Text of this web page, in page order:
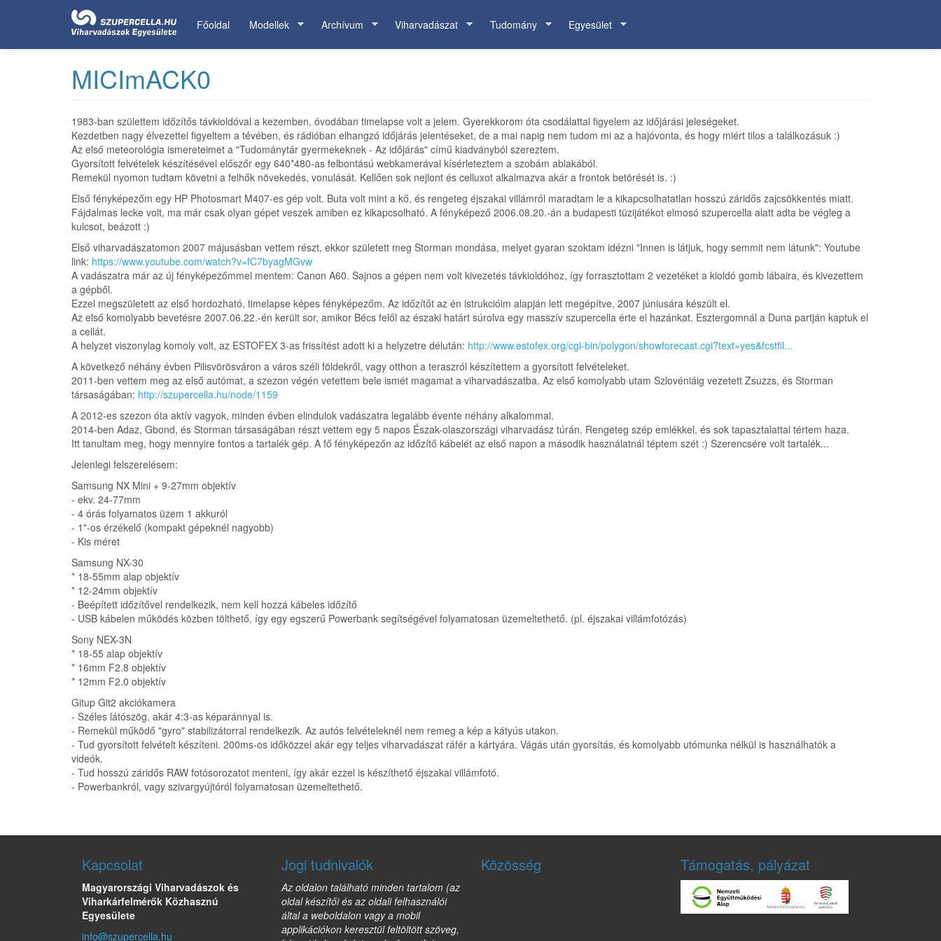
Főoldal Modellek Archívum Viharvadászat Tudomány Egyesület
MICImACK0
1983-ban születtem időzítős távkioldóval a kezemben, óvodában timelapse volt a jelem. Gyerekkorom óta csodálattal figyelem az időjárási jeleségeket.
Kezdetben nagy élvezettel figyeltem a tévében, és rádióban elhangzó időjárás jelentéseket, de a mai napig nem tudom mi az a hajóvonta, és hogy miért tilos a találkozásuk :)
Az első meteorológia ismereteimet a "Tudománytár gyermekeknek - Az időjárás" című kiadványból szereztem.
Gyorsított felvételek készítésével előszőr egy 640*480-as felbontású webkamerával kísérleteztem a szobám ablakából.
Remekül nyomon tudtam követni a felhők növekedés, vonulását. Kellően sok nejlont és celluxot alkalmazva akár a frontok betörését is. :)
Első fényképezőm egy HP Photosmart M407-es gép volt. Buta volt mint a kő, és rengeteg éjszakai villámról maradtam le a kikapcsolhatatlan hosszú záridős zajcsökkentés miatt.
Fájdalmas lecke volt, ma már csak olyan gépet veszek amiben ez kikapcsolható. A fényképező 2006.08.20.-án a budapesti tüzijátékot elmosó szupercella alatt adta be végleg a
kulcsot, beázott :)
Első viharvadászatomon 2007 májusásban vettem részt, ekkor született meg Storman mondása, melyet gyaran szoktam idézni "Innen is látjuk, hogy semmit nem látunk": Youtube
link: https://www.youtube.com/watch?v=fC7byagMGvw
A vadászatra már az új fényképezőmmel mentem: Canon A60. Sajnos a gépen nem volt kivezetés távkioldóhoz, így forrasztottam 2 vezetéket a kioldó gomb lábaira, és kivezettem
a gépből.
Ezzel megszületett az első hordozható, timelapse képes fényképezőm. Az időzítőt az én istrukcióim alapján lett megépítve, 2007 júniusára készült el.
Az első komolyabb bevetésre 2007.06.22.-én került sor, amikor Bécs felől az északi határt súrolva egy masszív szupercella érte el hazánkat. Esztergomnál a Duna partján kaptuk el
a cellát.
A helyzet viszonylag komoly volt, az ESTOFEX 3-as frissítést adott ki a helyzetre délután: http://www.estofex.org/cgi-bin/polygon/showforecast.cgi?text=yes&fcstfil...
A következő néhány évben Pilisvörösváron a város széli földekről, vagy otthon a teraszról készítettem a gyorsított felvételeket.
2011-ben vettem meg az első autómat, a szezon végén vetettem bele ismét magamat a viharvadászatba. Az első komolyabb utam Szlovéniáig vezetett Zsuzzs, és Storman
társaságában: http://szupercella.hu/node/1159
A 2012-es szezon óta aktív vagyok, minden évben elindulok vadászatra legalább évente néhány alkalommal.
2014-ben Adaz, Gbond, és Storman társaságában részt vettem egy 5 napos Észak-olaszországi viharvadász túrán. Rengeteg szép emlékkel, és sok tapasztalattal tértem haza.
Itt tanultam meg, hogy mennyire fontos a tartalék gép. A fő fényképezőn az időzítő kábelét az első napon a második használatnál téptem szét :) Szerencsére volt tartalék...
Jelenlegi felszerelésem:
Samsung NX Mini + 9-27mm objektív
- ekv. 24-77mm
- 4 órás folyamatos üzem 1 akkuról
- 1"-os érzékelő (kompakt gépeknél nagyobb)
- Kis méret
Samsung NX-30
* 18-55mm alap objektív
* 12-24mm objektív
- Beépített időzítővel rendelkezik, nem kell hozzá kábeles időzítő
- USB kábelen működés közben tölthető, így egy egszerű Powerbank segítségével folyamatosan üzemeltethető. (pl. éjszakai villámfotózás)
Sony NEX-3N
* 18-55 alap objektív
* 16mm F2.8 objektív
* 12mm F2.0 objektív
Gitup Git2 akciókamera
- Széles látószög, akár 4:3-as képaránnyal is.
- Remekül működő "gyro" stabilizátorral rendelkezik. Az autós felvételeknél nem remeg a kép a kátyús utakon.
- Tud gyorsított felvételt készíteni. 200ms-os időközzel akár egy teljes viharvadászat ráfér a kártyára. Vágás után gyorsítás, és komolyabb utómunka nélkül is használhatók a
videók.
- Tud hosszú záridős RAW fotósorozatot menteni, így akár ezzel is készíthető éjszakai villámfotó.
- Powerbankról, vagy szivargyújtóról folyamatosan üzemeltethető.
Kapcsolat
Magyarországi Viharvadászok és
Viharkárfelmérők Közhasznú
Egyesülete
info@szupercella.hu
Jogi tudnivalók
Az oldalon található minden tartalom (az
oldal készítői és az oldali felhasználói
által a weboldalon vagy a mobil
applikációkon keresztül feltöltött szöveg,
Közösség Támogatás, pályázat